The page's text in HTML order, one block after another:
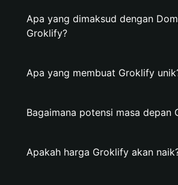
Apa yang dimaksud dengan
Groklify?
Apa yang membuat Groklify
Bagaimana potensi masa depan
Apakah harga Groklify akan